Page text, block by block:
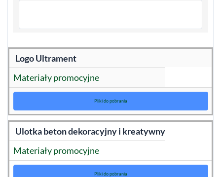
Logo Ultrament
Materiały promocyjne
Pliki do pobrania
Ulotka beton dekoracyjny i kreatywny
Materiały promocyjne
Pliki do pobrania